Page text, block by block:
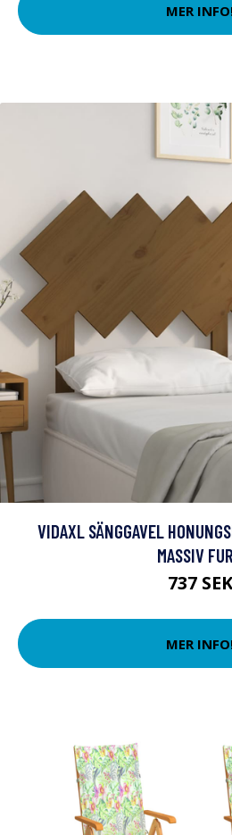
MER
VIDAXL SÄNGGAVEL
MASSIV
737 SEK
MER